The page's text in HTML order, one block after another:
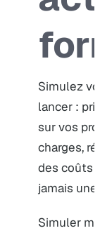
Simulez
lancer :
sur vos
charges,
des coûts
jamais
Simuler